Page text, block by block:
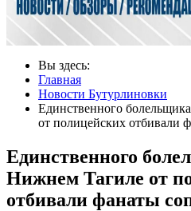
Вы здесь:
Главная
Новости Бутурлиновки
Единственного
от полицейских отбивали
Единственного
Нижнем Тагиле от
отбивали фанаты